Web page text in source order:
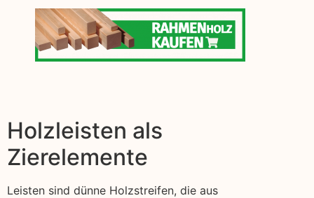
Holzleisten als
Zierelemente
Leisten sind dünne Holzstreifen, die aus